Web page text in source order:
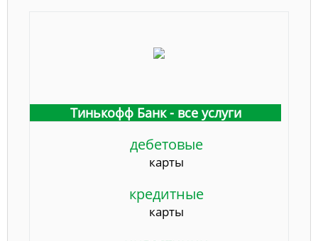
Тинькофф Банк - все услуги
дебетовые
карты
кредитные
карты